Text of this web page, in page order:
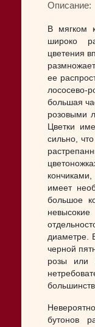
Описание:
В мягком
широко
цветения
ее
лососево-
большая
розовыми
Цветки
сильно,
кончиками,
имеет
большое
диаметре.
черной
розы или
бутонов